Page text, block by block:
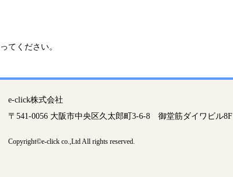
てください。
e-click株式会社
〒541-0056 大阪市中央区久太郎町3-6-8 御堂筋ダイワビル8F
Copyright©e-click co.,Ltd All rights reserved.